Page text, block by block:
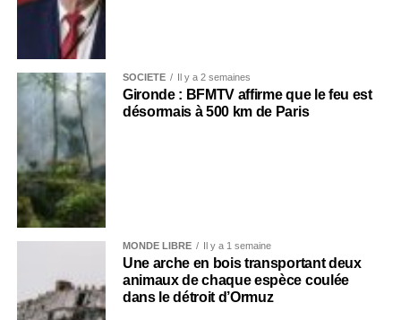
SOCIÉTÉ Il y a 2 semaines
Gironde : BFMTV affirme que le feu est
désormais à 500 km de Paris
MONDE LIBRE Il y a 1 semaine
Une arche en bois transportant deux
animaux de chaque espèce coulée
dans le détroit d’Ormuz